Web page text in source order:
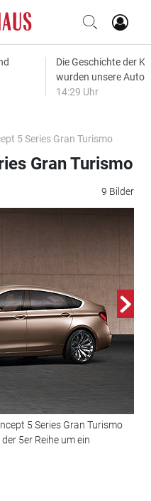
Die Geschichte der
wurden unsere
14:29 Uhr
5 Series Gran Turismo
9 Bilder
Gran Turismo
5 Series Gran Turismo
5er Reihe um ein